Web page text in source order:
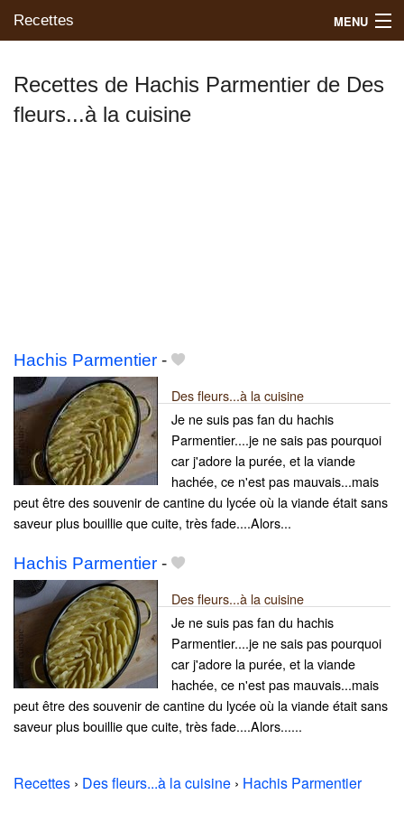
Recettes MENU
Mes blogs préférés
Recettes de Hachis Parmentier de Des
fleurs...à la cuisine
Hachis Parmentier -
Des fleurs...à la cuisine
Je ne suis pas fan du hachis
Parmentier....je ne sais pas pourquoi
car j'adore la purée, et la viande
hachée, ce n'est pas mauvais...mais
peut être des souvenir de cantine du lycée où la viande était sans
saveur plus bouillie que cuite, très fade....Alors...
Hachis Parmentier -
Des fleurs...à la cuisine
Je ne suis pas fan du hachis
Parmentier....je ne sais pas pourquoi
car j'adore la purée, et la viande
hachée, ce n'est pas mauvais...mais
peut être des souvenir de cantine du lycée où la viande était sans
saveur plus bouillie que cuite, très fade....Alors......
Recettes › Des fleurs...à la cuisine › Hachis Parmentier